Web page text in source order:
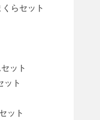
らセット
ット
ット
ット